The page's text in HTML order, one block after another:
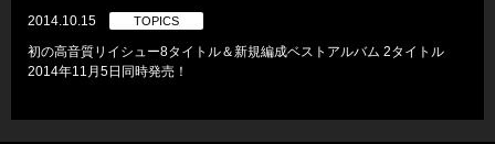
2014.10.15 TOPICS
初の高音質リイシュー8タイトル＆新規編成ベストアルバム 2タイトル
2014年11月5日同時発売！